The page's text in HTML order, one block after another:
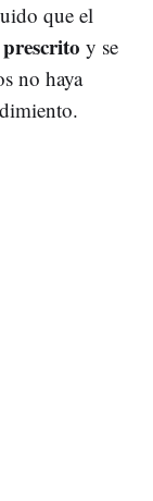
que el
y se
no haya